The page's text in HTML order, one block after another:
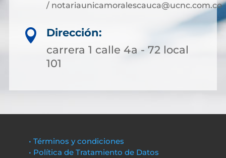
/ notariaunicamoralescauca@ucnc.com.co

Dirección:
carrera 1 calle 4a - 72 local
101
• Términos y condiciones
• Política de Tratamiento de Datos